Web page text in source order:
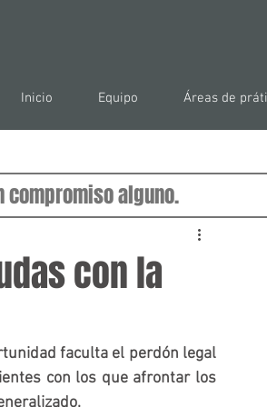
Inicio Equipo Áreas de
con la
faculta el perdón legal
con los que afrontar los